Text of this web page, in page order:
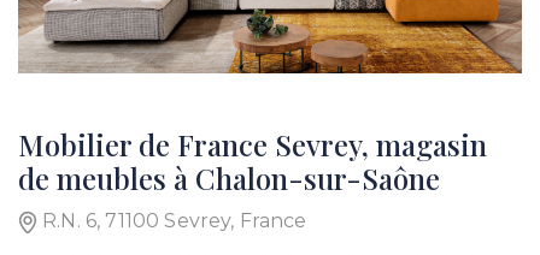
Mobilier de France Sevrey, magasin
de meubles à Chalon-sur-Saône
R.N. 6, 71100 Sevrey, France